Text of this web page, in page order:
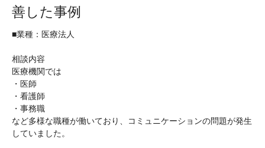
善した事例
■業種：医療法人
相談内容
医療機関では
・医師
・看護師
・事務職
など多様な職種が働いており、コミュニケーションの問題が発生
していました。